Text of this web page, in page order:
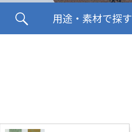
用途・素材で探す